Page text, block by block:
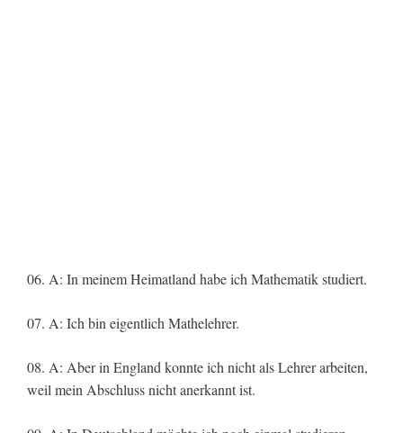
06. A: In meinem Heimatland habe ich Mathematik studiert.
07. A: Ich bin eigentlich Mathelehrer.
08. A: Aber in England konnte ich nicht als Lehrer arbeiten,
weil mein Abschluss nicht anerkannt ist.